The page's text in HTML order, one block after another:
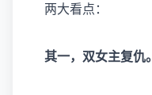
两大看点：
其一，双女主复仇。